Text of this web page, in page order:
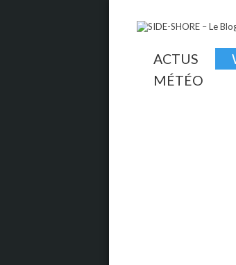
ACTUS
MÉTÉO